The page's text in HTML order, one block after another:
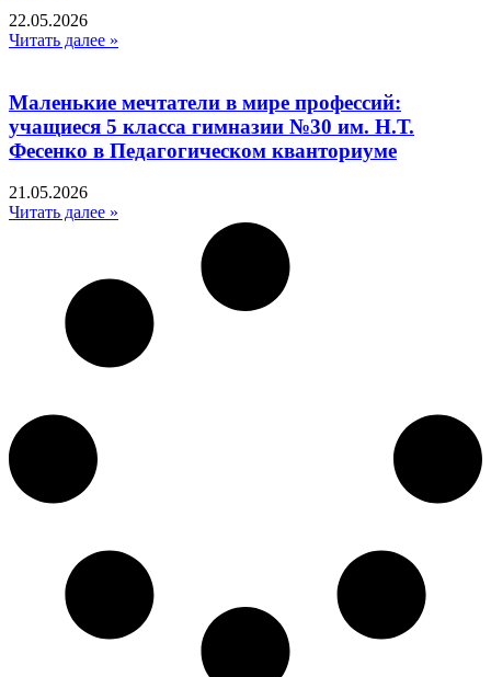
22.05.2026
Читать далее »
Маленькие мечтатели в мире профессий:
учащиеся 5 класса гимназии №30 им. Н.Т.
Фесенко в Педагогическом кванториуме
21.05.2026
Читать далее »